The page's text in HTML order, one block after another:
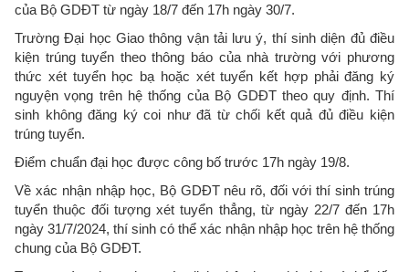
của Bộ GDĐT từ ngày 18/7 đến 17h ngày 30/7.
Trường Đại học Giao thông vận tải lưu ý, thí sinh diện đủ điều
kiện trúng tuyển theo thông báo của nhà trường với phương
thức xét tuyển học bạ hoặc xét tuyển kết hợp phải đăng ký
nguyện vọng trên hệ thống của Bộ GDĐT theo quy định. Thí
sinh không đăng ký coi như đã từ chối kết quả đủ điều kiện
trúng tuyển.
Điểm chuẩn đại học được công bố trước 17h ngày 19/8.
Về xác nhận nhập học, Bộ GDĐT nêu rõ, đối với thí sinh trúng
tuyển thuộc đối tượng xét tuyển thẳng, từ ngày 22/7 đến 17h
ngày 31/7/2024, thí sinh có thể xác nhận nhập học trên hệ thống
chung của Bộ GDĐT.